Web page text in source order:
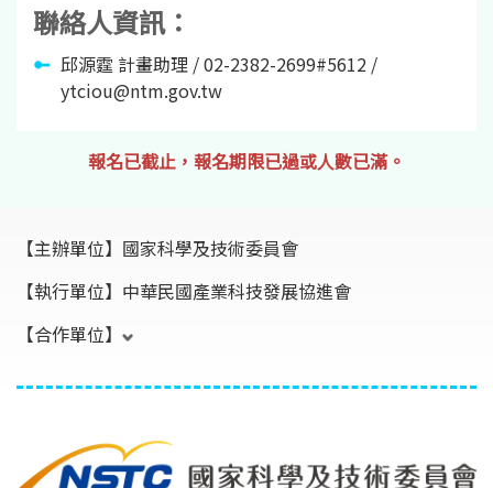
聯絡人資訊：
邱源霆 計畫助理 / 02-2382-2699#5612 /
ytciou@ntm.gov.tw
報名已截止，報名期限已過或人數已滿。
【主辦單位】 國家科學及技術委員會
【執行單位】 中華民國產業科技發展協進會
【合作單位】